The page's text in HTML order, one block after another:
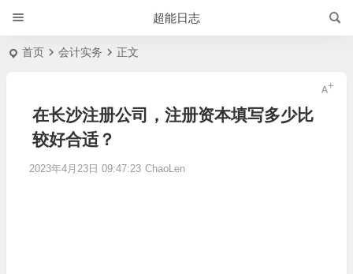
超能日志
首页 会计实务 正文
在长沙注册公司，注册资本填写多少比
较好合适？
2023年4月23日 09:47:23 ChaoLen